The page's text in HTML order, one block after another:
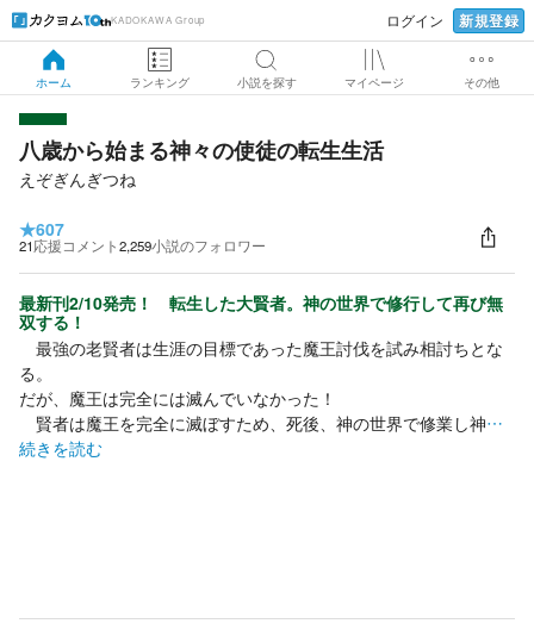
KADOKAWA Group ログイン 新規登録
ホーム ランキング 小説を探す マイページ その他
八歳から始まる神々の使徒の転生生活
えぞぎんぎつね
★607
21応援コメント2,259小説のフォロワー
最新刊2/10発売！ 転生した大賢者。神の世界で修行して再び無
双する！
最強の老賢者は生涯の目標であった魔王討伐を試み相討ちとな
る。
だが、魔王は完全には滅んでいなかった！
賢者は魔王を完全に滅ぼすため、死後、神の世界で修業し神…
続きを読む